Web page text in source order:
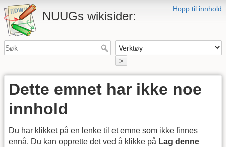
Hopp til innhold
NUUGs wikisider:
>
Dette emnet har ikke noe
innhold
Du har klikket på en lenke til et emne som ikke finnes
ennå. Du kan opprette det ved å klikke på Lag denne